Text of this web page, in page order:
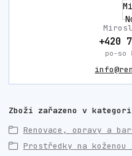
+420
po-so
Zboží zařazeno v
Renovace, opravy a
Prostředky na